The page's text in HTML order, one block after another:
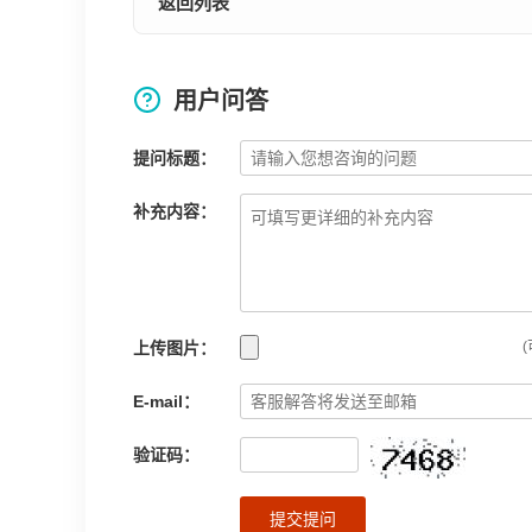
用户问答
提问标题：
补充内容：
上传图片： (
E-mail：
验证码：
提交提问